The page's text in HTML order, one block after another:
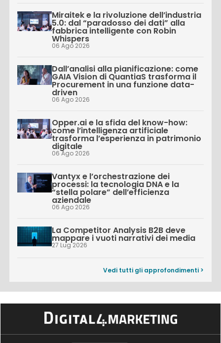
Miraitek e la rivoluzione dell’industria
5.0: dal “paradosso dei dati” alla
fabbrica intelligente con Robin
Whispers
06 Ago 2026
Dall’analisi alla pianificazione: come
GAIA Vision di QuantiaS trasforma il
Procurement in una funzione data-
driven
06 Ago 2026
Opper.ai e la sfida del know-how:
come l’intelligenza artificiale
trasforma l’esperienza in patrimonio
digitale
06 Ago 2026
Vantyx e l’orchestrazione dei
processi: la tecnologia DNA e la
“stella polare” dell’efficienza
aziendale
06 Ago 2026
La Competitor Analysis B2B deve
mappare i vuoti narrativi dei media
27 Lug 2026
Vedi tutti gli approfondimenti >